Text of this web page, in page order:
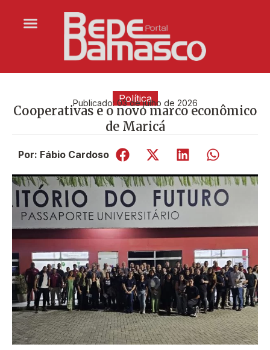
Política
Publicado: 03 de julho de 2026
Cooperativas e o novo marco econômico
de Maricá
Por: Fábio Cardoso